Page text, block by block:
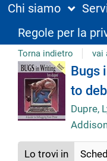
Chi siamo
Regole per la
Torna indietro vai
Dettaglio
del
Bugs
to
Dupre,
Lo trovi in